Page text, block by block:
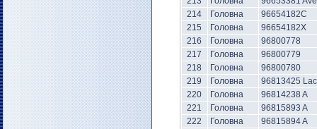
214
Головна
96654182С
215
Головна
96654182Х
216
Головна
96800778
217
Головна
96800779
218
Головна
96800780
219
Головна
96813425 Lac
220
Головна
96814238 A
221
Головна
96815893 A
222
Головна
96815894 A